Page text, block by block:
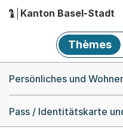
Hauptnavigation
Kanton Basel-Stadt
Thèmes
Persönliches und
Pass / Identitätskarte